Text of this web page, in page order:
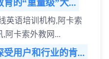
育的“重量级”大...
英语培训机构,阿卡索
阿卡索外教网...
受用户和行业的肯...